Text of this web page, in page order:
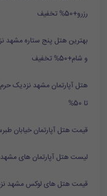
رزرو+50% تخفیف
و شام+50% تخفیف
هتل آپارتمان مشهد نزدیک
تا 50%
قیمت هتل آپارتمان خیابان طبرسی
لیست هتل آپارتمان های مشهد در
قیمت هتل های لوکس مشهد